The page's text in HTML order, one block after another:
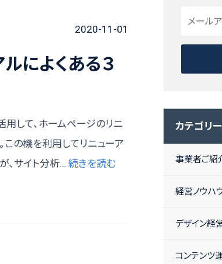
2020-11-01
によくある３
して、ホームページのリニ
この機を利用してリニューア
、サイト分析… 続きを読む
カテゴリー
事業者ご紹
経営ノウハ
デザイン経
コンテンツ